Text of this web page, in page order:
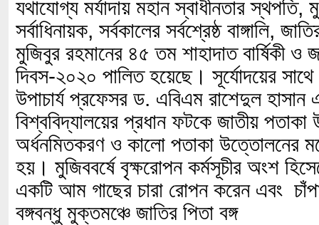
যথাযোগ্য মর্যাদায় মহান স্বাধীনতার স্থপতি,
সর্বাধিনায়ক, সর্বকালের সর্বশ্রেষ্ঠ বাঙ্গালি,
মুজিবুর রহমানের ৪৫ তম শাহাদাত বার্ষিকী ও
দিবস-২০২০ পালিত হয়েছে। সূর্যোদয়ের সাথে
উপাচার্য প্রফেসর ড. এবিএম রাশেদুল
বিশ্ববিদ্যালয়ের প্রধান ফটকে জাতীয়
অর্ধনমিতকরণ ও কালো পতাকা উত্তোলনের
হয়। মুজিববর্ষে বৃক্ষরোপন কর্মসূচীর অংশ
একটি আম গাছের চারা রোপন করেন এবং
বঙ্গবন্ধু মুক্তমঞ্চে জাতির পিতা বঙ্গ